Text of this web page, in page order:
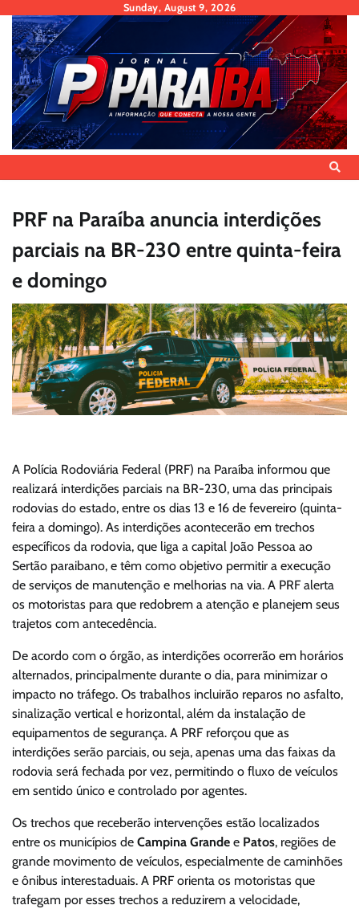
content
Sunday, August 9, 2026
PRF na Paraíba anuncia interdições
parciais na BR-230 entre quinta-feira
e domingo
A Polícia Rodoviária Federal (PRF) na Paraíba informou que
realizará interdições parciais na BR-230, uma das principais
rodovias do estado, entre os dias 13 e 16 de fevereiro (quinta-
feira a domingo). As interdições acontecerão em trechos
específicos da rodovia, que liga a capital João Pessoa ao
Sertão paraibano, e têm como objetivo permitir a execução
de serviços de manutenção e melhorias na via. A PRF alerta
os motoristas para que redobrem a atenção e planejem seus
trajetos com antecedência.
De acordo com o órgão, as interdições ocorrerão em horários
alternados, principalmente durante o dia, para minimizar o
impacto no tráfego. Os trabalhos incluirão reparos no asfalto,
sinalização vertical e horizontal, além da instalação de
equipamentos de segurança. A PRF reforçou que as
interdições serão parciais, ou seja, apenas uma das faixas da
rodovia será fechada por vez, permitindo o fluxo de veículos
em sentido único e controlado por agentes.
Os trechos que receberão intervenções estão localizados
entre os municípios de Campina Grande e Patos, regiões de
grande movimento de veículos, especialmente de caminhões
e ônibus interestaduais. A PRF orienta os motoristas que
trafegam por esses trechos a reduzirem a velocidade,